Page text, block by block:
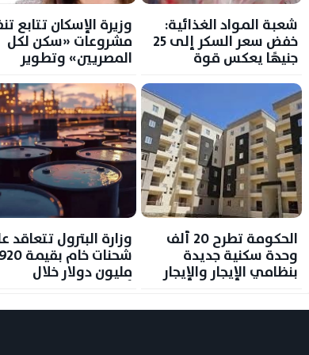
شعبة المواد الغذائية:
خفض سعر السكر إلى 25
جنيهًا يعكس قوة
وزيرة الإسكان تتابع
مشروعات «سكن لكل
المصريين» وتطوير
الحكومة تطرح 20 ألف
وحدة سكنية جديدة
بنظامي الإيجار والإيجار
شهر
وزارة البترول تتعاقد
شحنات خام بقيمة 920
مليون دولار خلال